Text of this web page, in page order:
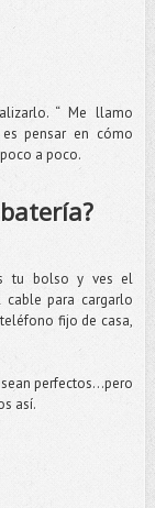
“ Me llamo
pensar en cómo
a poco.
tu bolso y ves el
para cargarlo
fijo de casa,
perfectos…pero
así.